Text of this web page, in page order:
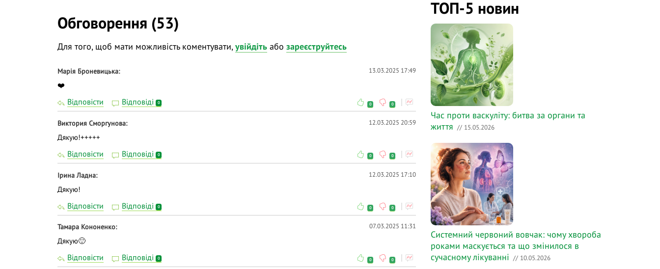
❓ Поставте питання на тему вебінару лекторам у коментарях і ми відповімо на них у ході
навчання дієвішим. Ми намагаємось відповідати і після вебінарів.
Обговорення (53)
Для того, щоб мати можливість коментувати, увійдіть або зареєструйтесь
Марія Броневицька 13.03.2025 17:49
❤️
Відповісти Відповіді 0 0 0
Виктория Сморгунова 12.03.2025 20:59
Дякую!+++++
Відповісти Відповіді 0 0 0
Iрина Ладна 12.03.2025 17:10
Дякую!
Відповісти Відповіді 0 0 0
Тамара Кононенко 07.03.2025 11:31
Дякую🙂
Відповісти Відповіді 0 0 0
ТОП-5 новин
Час проти васкуліту: битва за органи та
життя // 15.05.2026
Системний червоний вовчак: чому хвороба
роками маскується та що змінилося в
сучасному лікуванні // 10.05.2026